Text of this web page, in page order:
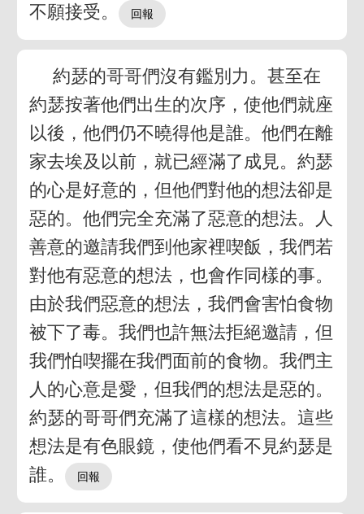
不願接受。
約瑟的哥哥們沒有鑑別力。甚至在
約瑟按著他們出生的次序，使他們就座
以後，他們仍不曉得他是誰。他們在離
家去埃及以前，就已經滿了成見。約瑟
的心是好意的，但他們對他的想法卻是
惡的。他們完全充滿了惡意的想法。人
善意的邀請我們到他家裡喫飯，我們若
對他有惡意的想法，也會作同樣的事。
由於我們惡意的想法，我們會害怕食物
被下了毒。我們也許無法拒絕邀請，但
我們怕喫擺在我們面前的食物。我們主
人的心意是愛，但我們的想法是惡的。
約瑟的哥哥們充滿了這樣的想法。這些
想法是有色眼鏡，使他們看不見約瑟是
誰。